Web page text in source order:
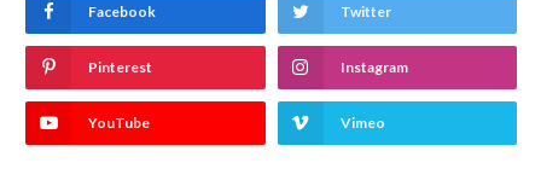
Facebook Twitter
Pinterest Instagram
YouTube Vimeo